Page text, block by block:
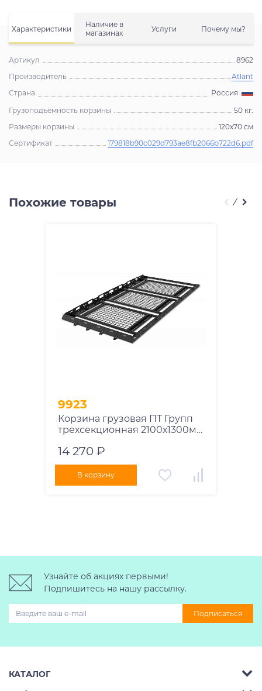
Характеристики
Наличие в
магазинах
Услуги Почему мы?
Артикул
8962
Производитель
Atlant
Страна
Россия
Грузоподъёмность корзины
50 кг.
Размеры корзины
120x70 см
Сертификат
179818b90c029d793ae8fb2066b722d6.pdf
Похожие товары
9923
Корзина грузовая ПТ Групп
трехсекционная 2100х1300мм
14 270 ₽
В корзину
Узнайте об акциях первыми!
Подпишитесь на нашу рассылку.
Подписаться
КАТАЛОГ